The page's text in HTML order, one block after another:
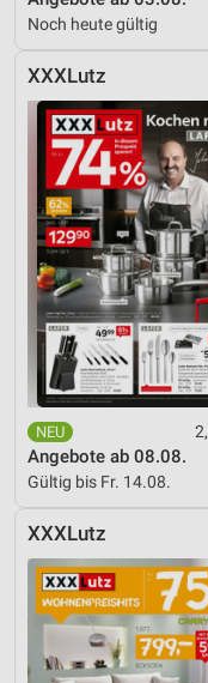
Noch heute gültig
XXXLutz
Angebote ab 08.08.
Gültig bis Fr. 14.08.
XXXLutz
Entwicklung und
Verwendung
Inhalten
IAB-Besonderheiten:
Verwendung
Geräte anhand von
Informationen
Nicht-IAB-
Notwendig
Performance
Funktional
Werbung